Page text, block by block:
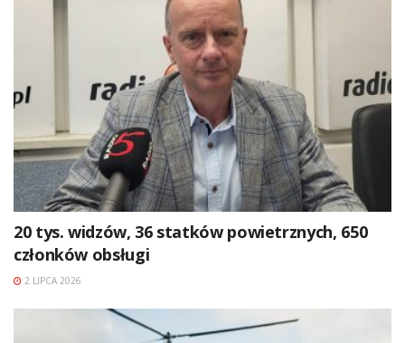
20 tys. widzów, 36 statków powietrznych, 650
członków obsługi
2 LIPCA 2026